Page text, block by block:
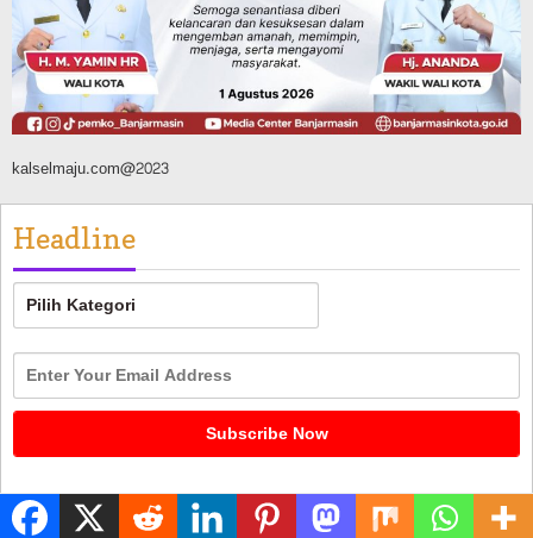
Agustus 9, 2026
kalselmaju.com@2023
Headline
Headline